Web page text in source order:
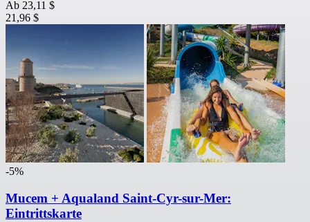
Ab 23,11 $
21,96 $
-5%
Mucem + Aqualand Saint-Cyr-sur-Mer:
Eintrittskarte